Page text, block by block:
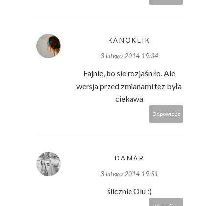
KANOKLIK
3 lutego 2014 19:34
Fajnie, bo sie rozjaśniło. Ale
wersja przed zmianami tez była
ciekawa
Odpowiedz
DAMAR
3 lutego 2014 19:51
ślicznie Olu :)